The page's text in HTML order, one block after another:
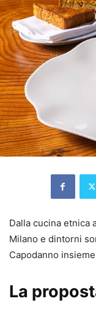
Dalla cucina etnica
Milano e dintorni
Capodanno
La